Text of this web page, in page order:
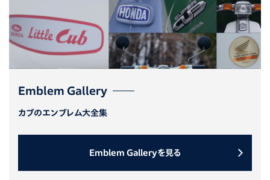
Emblem Gallery
カブのエンブレム大全集
Emblem Galleryを見る